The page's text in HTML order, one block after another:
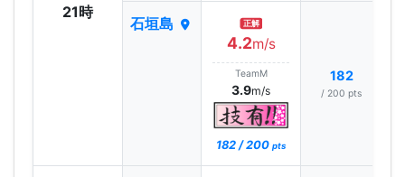
21時
石垣島 正解
4.2m/s
TeamM
3.9m/s
182 / 200 pts
182
/ 200 pts